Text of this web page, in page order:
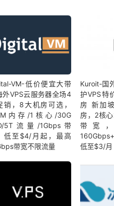
VM-低价便宜大带
外VPS云服务器全场4
销，8大机房可选，
内存/1核心/30G
5T流量/1Gbps带
低至$4/月起，最高
带宽不限流量
Kuroit-国
护VPS特
房 新加
房，2核
带宽
低至$3/月